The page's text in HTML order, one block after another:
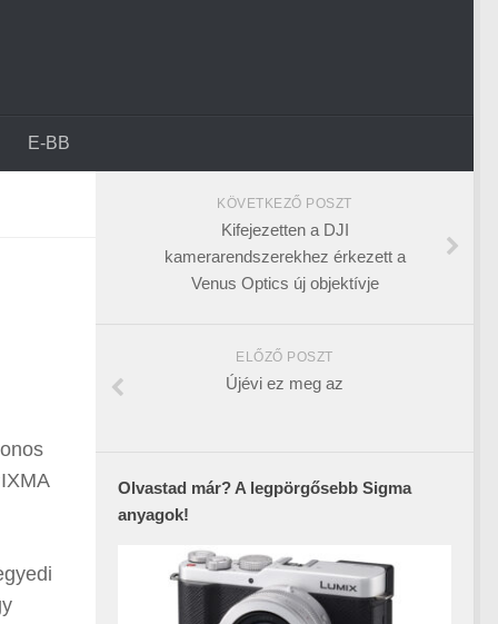
E-BB
KÖVETKEZŐ POSZT
Kifejezetten a DJI
kamerarendszerekhez érkezett a
Venus Optics új objektívje
ELŐZŐ POSZT
Újévi ez meg az
Olvastad már? A legpörgősebb Sigma
anyagok!